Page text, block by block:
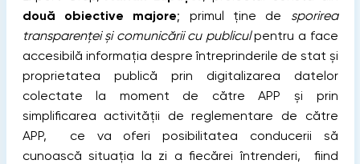
două obiective majore; primul ține de sporirea
transparenței și comunicării cu publiculpentru a face
accesibilă informația despre întreprinderile de stat și
proprietatea publică prin digitalizarea datelor
colectate la moment de către APP și prin
simplificarea activității de reglementare de către
APP, ce va oferi posibilitatea conducerii să
cunoască situația la zi a fiecărei întrenderi, fiind